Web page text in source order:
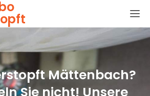
Mättenbach?
Sie nicht! Unsere